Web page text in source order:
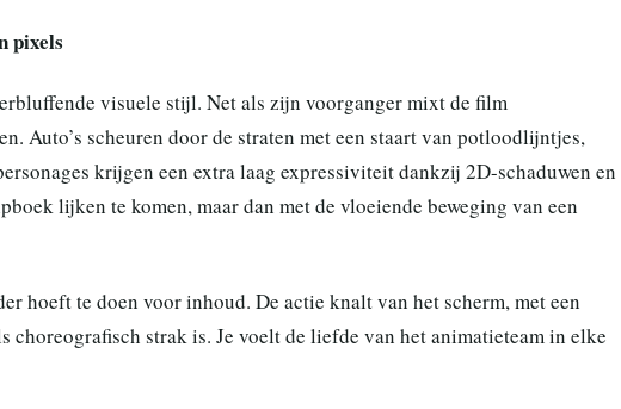
pixels
visuele stijl. Net als zijn voorganger mixt de film
Auto’s scheuren door de straten met een staart van potloodlijntjes,
krijgen een extra laag expressiviteit dankzij 2D-schaduwen en
lijken te komen, maar dan met de vloeiende beweging van een
hoeft te doen voor inhoud. De actie knalt van het scherm, met een
strak is. Je voelt de liefde van het animatieteam in elke